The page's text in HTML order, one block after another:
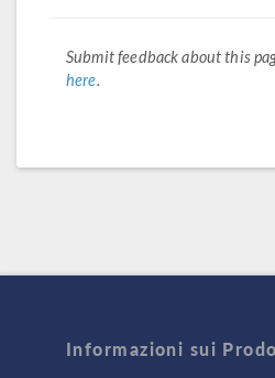
Submit feedback about this
here.
Informazioni sui